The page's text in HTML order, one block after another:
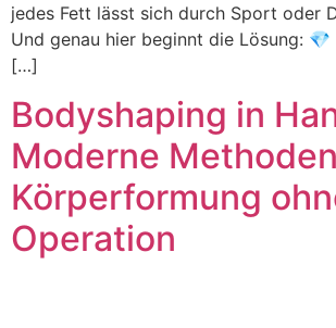
jedes Fett lässt sich durch Sport oder
Und genau hier beginnt die Lösung:
[…]
Bodyshaping in
Moderne
Körperformung
Operation